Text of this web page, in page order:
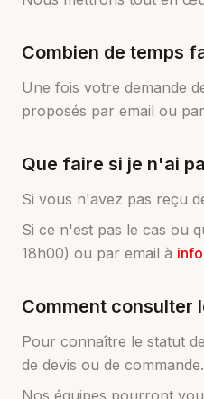
Combien de temps
Une fois votre demande
proposés par email ou
Que faire si je n'ai
Si vous n'avez pas reçu
Si ce n'est pas le cas ou
18h00) ou par email à
Comment consulter
Pour connaître le statut
de devis ou de commande.
Nos équipes pourront